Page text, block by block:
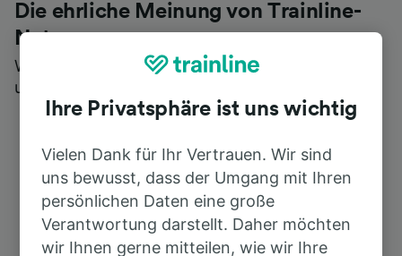
Die ehrliche Meinung von Trainline-
Nutzern
Wer könnte Ihnen besseres Feedback geben als
unsere Kunden selbst?
Ihre Privatsphäre ist uns wichtig
Vielen Dank für Ihr Vertrauen. Wir sind
uns bewusst, dass der Umgang mit Ihren
persönlichen Daten eine große
Verantwortung darstellt. Daher möchten
wir Ihnen gerne mitteilen, wie wir Ihre